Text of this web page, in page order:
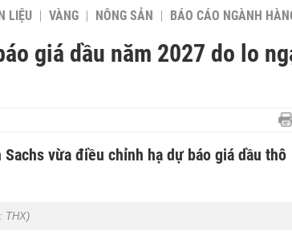
LIỆU VÀNG NÔNG SẢN BÁO CÁO NGÀNH
giá dầu năm 2027 do lo
Sachs vừa điều chỉnh hạ dự báo giá dầu thô
THX)